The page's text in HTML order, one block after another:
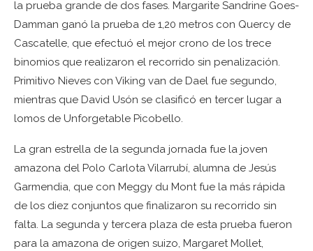
la prueba grande de dos fases. Margarite Sandrine Goes-
Damman ganó la prueba de 1,20 metros con Quercy de
Cascatelle, que efectuó el mejor crono de los trece
binomios que realizaron el recorrido sin penalización.
Primitivo Nieves con Viking van de Dael fue segundo,
mientras que David Usón se clasificó en tercer lugar a
lomos de Unforgetable Picobello.
La gran estrella de la segunda jornada fue la joven
amazona del Polo Carlota Vilarrubí, alumna de Jesús
Garmendia, que con Meggy du Mont fue la más rápida
de los diez conjuntos que finalizaron su recorrido sin
falta. La segunda y tercera plaza de esta prueba fueron
para la amazona de origen suizo, Margaret Mollet,